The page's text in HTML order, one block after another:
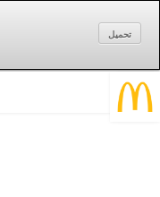
تحميل